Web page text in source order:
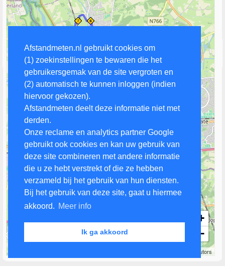
Afstandmeten.nl gebruikt cookies om
(1) zoekinstellingen te bewaren die het
gebruikersgemak van de site vergroten en
(2) automatisch te kunnen inloggen (indien
hiervoor gekozen).
Afstandmeten deelt deze informatie niet met
derden.
Onze reclame en analytics partner Google
gebruikt ook cookies en kan uw gebruik van
deze site combineren met andere informatie
die u ze hebt verstrekt of die ze hebben
verzameld bij het gebruik van hun diensten.
Bij het gebruik van deze site, gaat u hiermee
akkoord. Meer info
Ik ga akkoord
+
−
contributors